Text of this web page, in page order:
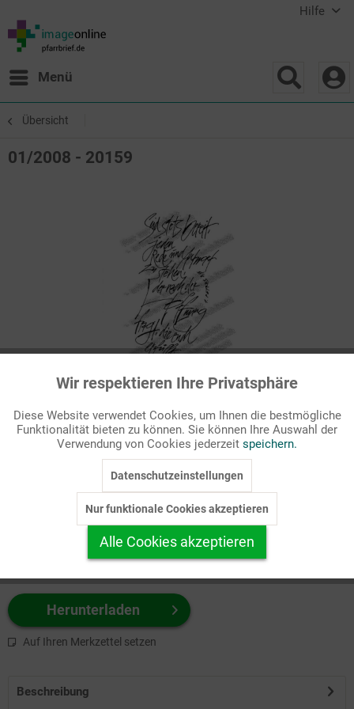
Hilfe
Menü
Übersicht
01/2008 - 20159
Passende Stichworte
Bibel, NT
zuerst Ihr Produktformat aus.
z.B. Farbe-Grafik, Schwarz-Weiß-Grafik, mit/ohne Text ...
Herunterladen
Auf Ihren Merkzettel setzen
Beschreibung
Funktionale Aktiv
Marketing Inaktiv
Personalisierung Inaktiv
Service
Wir respektieren Ihre Privatsphäre
Diese Website verwendet Cookies, um Ihnen die bestmögliche
Funktionalität bieten zu können. Sie können Ihre Auswahl der
Verwendung von Cookies jederzeit speichern.
Datenschutzeinstellungen
Nur funktionale Cookies akzeptieren
Alle Cookies akzeptieren